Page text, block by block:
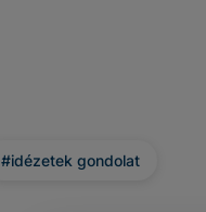
#idézetek gondolat